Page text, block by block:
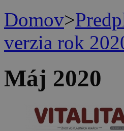
Domov>
verzia rok
Máj 2020